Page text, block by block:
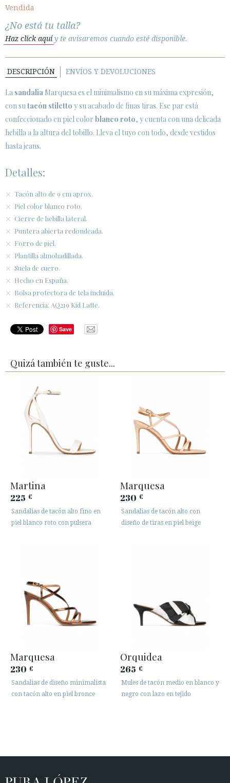
· POLÍTICA DE PRIVACIDAD
· TÉRMINOS Y CONDICIONES
     
ÁREA DE CLIENTES B2B
SECURE WEB SSL CERTIFICATE © 2026 PURA LOPEZ
Vendida
¿No está tu talla?
Haz click aquíy te avisaremos cuando esté disponible.
DESCRIPCIÓN ENVÍOS Y DEVOLUCIONES
La sandalia Marquesa es el minimalismo en su máxima expresión,
con sutacón stiletto y su acabado de finas tiras. Ese par está
confeccionado en piel color blanco roto, y cuenta con una delicada
hebilla a la altura del tobillo. Lleva el tuyo con todo, desde vestidos
hasta jeans.
Detalles:
Tacón alto de 9 cm aprox.
Piel color blanco roto.
Cierre de hebilla lateral.
Puntera abierta redondeada.
Forro de piel.
Plantilla almohadillada.
Suela de cuero.
Hecho en España.
Bolsa protectora de tela incluida.
Referencia: AQ219 Kid Latte.
Save
Quizá también te guste...
Martina
225 €
Sandalias de tacón alto fino en
piel blanco roto con pulsera
Marquesa
230 €
Sandalias de tacón alto con
diseño de tiras en piel beige
Marquesa
230 €
Sandalias de diseño minimalista
con tacón alto en piel bronce
Orquidea
265 €
Mules de tacón medio en blanco y
negro con lazo en tejido